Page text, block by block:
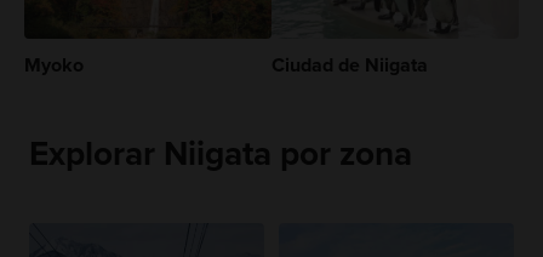
Myoko Ciudad de Niigata
Explorar Niigata por zona